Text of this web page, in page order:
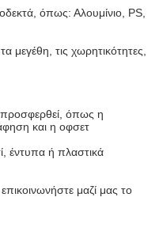
όπως: Αλουμίνιο, PS,
μεγέθη, τις χωρητικότητες,
όπως η
και η οφσετ
έντυπα ή πλαστικά
μαζί μας το